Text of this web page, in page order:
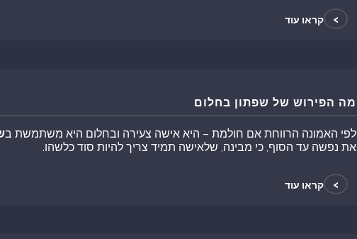
> קראו עוד
מה הפירוש של שפתון בחלום
לפי האמונה הרווחת אם חולמת – היא אישה צעירה ובחלום היא משתמשת ב
את נפשה עד הסוף, כי מבינה, שלאישה תמיד צריך להיות סוד כלשהו.
> קראו עוד